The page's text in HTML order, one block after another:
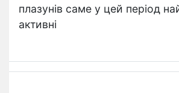
плазунів саме у цей період
активні